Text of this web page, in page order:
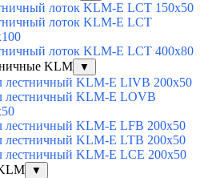
лоток KLM-E LCT 150x50
лоток KLM-E LCT
лоток KLM-E LCT 400x80
KLM
▼
лестничный KLM-E LIVB 200x50
лестничный KLM-E LOVB
лестничный KLM-E LFB 200x50
лестничный KLM-E LTB 200x50
лестничный KLM-E LCE 200x50
▼